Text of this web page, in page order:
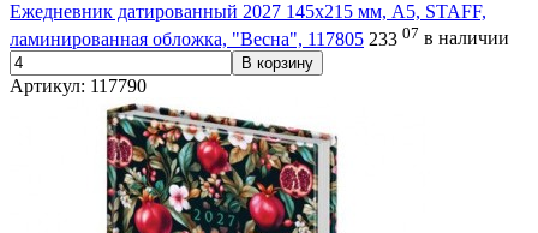
Ежедневник датированный 2027 145х215 мм, А5, STAFF,
ламинированная обложка, "Весна", 117805 233 07 в наличии
В корзину
Артикул: 117790